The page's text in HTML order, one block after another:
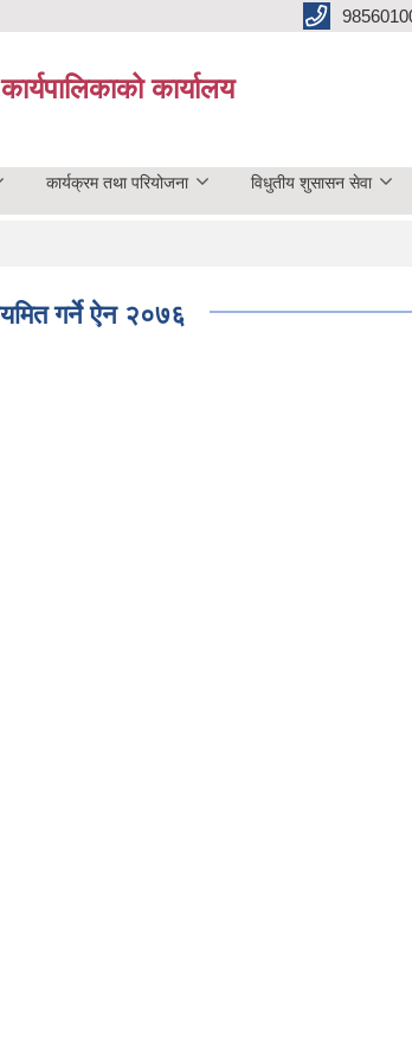
कार्यालय
कार्यक्रम तथा परियोजना विधुतीय शुसासन सेवा
गर्ने ऐन २०७६